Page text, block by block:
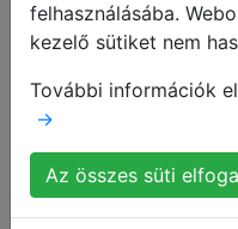
felhasználásába.
kezelő sütiket nem
További információk
→
Az összes süti
Közös
kultúra
pedig már